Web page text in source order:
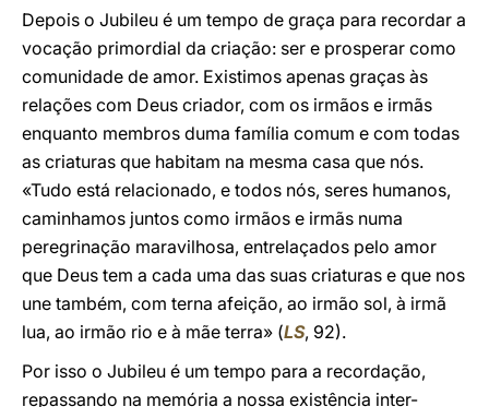
Depois o Jubileu é um tempo de graça para recordar a
vocação primordial da criação: ser e prosperar como
comunidade de amor. Existimos apenas graças às
relações com Deus criador, com os irmãos e irmãs
enquanto membros duma família comum e com todas
as criaturas que habitam na mesma casa que nós.
«Tudo está relacionado, e todos nós, seres humanos,
caminhamos juntos como irmãos e irmãs numa
peregrinação maravilhosa, entrelaçados pelo amor
que Deus tem a cada uma das suas criaturas e que nos
une também, com terna afeição, ao irmão sol, à irmã
lua, ao irmão rio e à mãe terra» (LS, 92).
Por isso o Jubileu é um tempo para a recordação,
repassando na memória a nossa existência inter-